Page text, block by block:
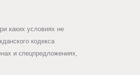
каких условиях не
кодекса
и спецпредложениях,